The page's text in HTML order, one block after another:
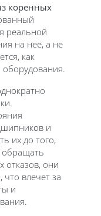
коренных
реальной
на нее, а не
как
оборудования.
и
их до того,
обращать
отказов, они
что влечет за
и